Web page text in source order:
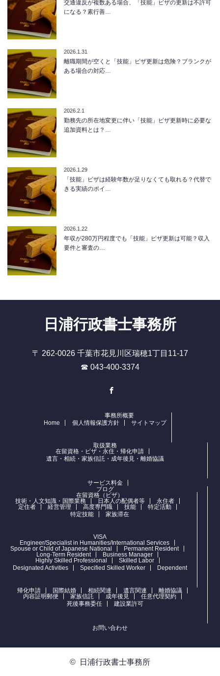
交通違反が複数ある場合、「技能」ビザの更新は不許可
になる？素行善…
2026.1.31
離職期間が空くと「技能」ビザ更新は危険？ブランクが
ある場合の対応…
2026.2.1
勤務先の所在地変更に伴い「技能」ビザ更新時に必要な
追加資料とは？…
2026.1.29
「技能」ビザは経験年数が足りなくても取れる？代替で
きる実績のポイ…
2026.1.22
年収が280万円程度でも「技能」ビザ更新は可能？収入
要件と審査の…
日浦行政書士事務所
〒 262-0026 千葉市花見川区瑞穂1丁目11-17
☎ 043-400-3374
Home
事務所概要
個人情報保護方針
サイトマップ
取扱業務
在留資格・ビザ・永住・帰化申請
遺言・相続・家族信託・成年後見・離婚協議
サービス料金
ブログ
在留資格（ビザ）
技術・人文知識・国際業務
日本人の配偶者等
永住者
定住者
経営管理 高度専門職 技能
特定活動
特定技能
家族滞在
VISA
Engineer/Specialist in Humanities/International Services
Spouse or Child of Japanese National
Permanent Resident
Long-Term Resident
Business Manager
Highly Skilled Professional
Skilled Labor
Designated Activities
Specified Skilled Worker Dependent
帰化申請 国際結婚 相続関連 遺言関連
離婚協議
内容証明郵便
家族信託 成年後見
任意代理契約
死後事務委任
建設業許可
お問い合わせ
© 日浦行政書士事務所